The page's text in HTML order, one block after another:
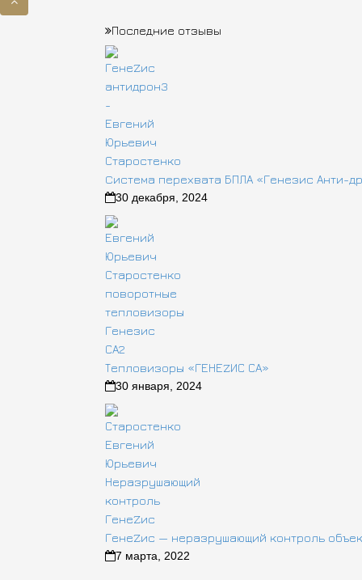
Последние отзывы
Cистема перехвата БПЛА «Генезис Анти-
30 декабря, 2024
Тепловизоры «ГЕНЕZИС СА»
30 января, 2024
ГенеZис — неразрушающий контроль
7 марта, 2022